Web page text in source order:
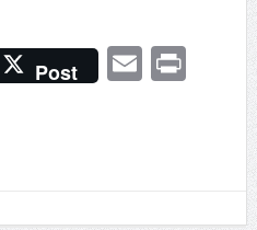
Post Email